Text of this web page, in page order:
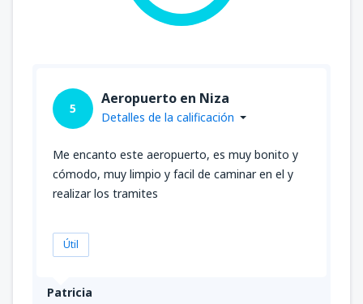
Patricia
5
Aeropuerto en Niza
Detalles de la calificación
Me encanto este aeropuerto, es muy bonito y
cómodo, muy limpio y facil de caminar en el y
realizar los tramites
Útil